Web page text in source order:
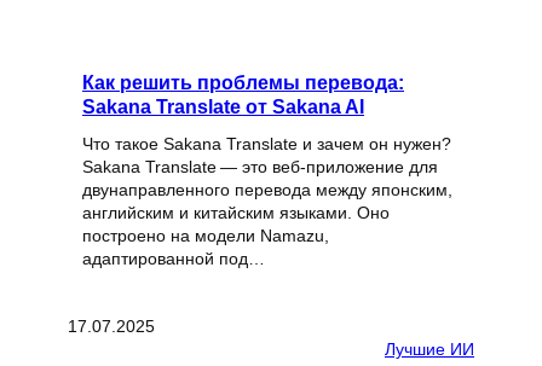
Как решить проблемы перевода:
Sakana Translate от Sakana AI
Что такое Sakana Translate и зачем он нужен?
Sakana Translate — это веб‑приложение для
двунаправленного перевода между японским,
английским и китайским языками. Оно
построено на модели Namazu,
адаптированной под…
17.07.2025
Лучшие ИИ